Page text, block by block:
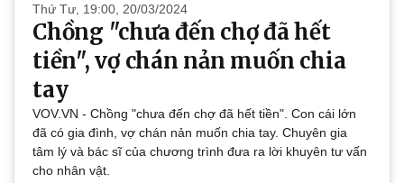
Quan sát
Multimedia
Thứ Tư, 19:00, 20/03/2024
Chồng "chưa đến chợ đã hết
tiền", vợ chán nản muốn chia
tay
VOV.VN - Chồng "chưa đến chợ đã hết tiền". Con cái lớn
đã có gia đình, vợ chán nản muốn chia tay. Chuyên gia
tâm lý và bác sĩ của chương trình đưa ra lời khuyên tư vấn
cho nhân vật.